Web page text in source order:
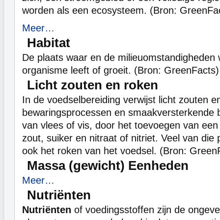
worden als een ecosysteem. (Bron:
Meer…
Habitat
De plaats waar en de milieuomstandigheden
organisme leeft of groeit. (Bron: GreenFacts)
Licht zouten en roken
In de voedselbereiding verwijst licht zouten
bewaringsprocessen en smaakversterkende
van vlees of vis, door het toevoegen van
zout, suiker en nitraat of nitriet. Veel van die
ook het roken van het voedsel. (Bron:
Massa (gewicht) Eenheden
Meer…
Nutriënten
Nutriënten of voedingsstoffen zijn de